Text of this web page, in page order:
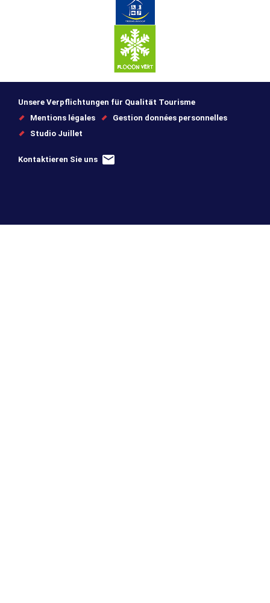
Unsere Verpflichtungen für Qualität Tourisme
Mentions légales
Gestion données personnelles
Studio Juillet
Kontaktieren Sie uns